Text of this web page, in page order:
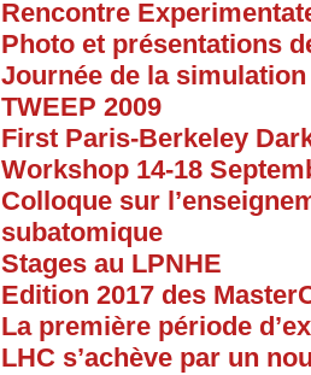
Rencontre
Photo et présentations
Journée de la simulation
TWEEP 2009
First Paris-Berkeley
Workshop 14-18
Colloque sur
subatomique
Stages au LPNHE
Edition 2017 des
La première période
LHC s’achève par un